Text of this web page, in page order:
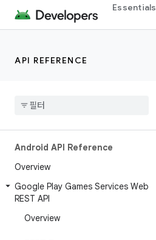
Essentials
API REFERENCE
Android API Reference
Overview
Google Play Games Services Web
REST API
Overview